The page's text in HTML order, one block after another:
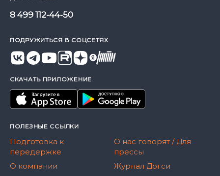
8 499 112-44-50
ПОДРУЖИТЬСЯ В СОЦСЕТЯХ
СКАЧАТЬ ПРИЛОЖЕНИЕ
ПОЛЕЗНЫЕ ССЫЛКИ
Подготовка к
передержке
О компании
О нас говорят / Для
прессы
Журнал Догси